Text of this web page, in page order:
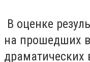
В оценке
на прошедших
драматических